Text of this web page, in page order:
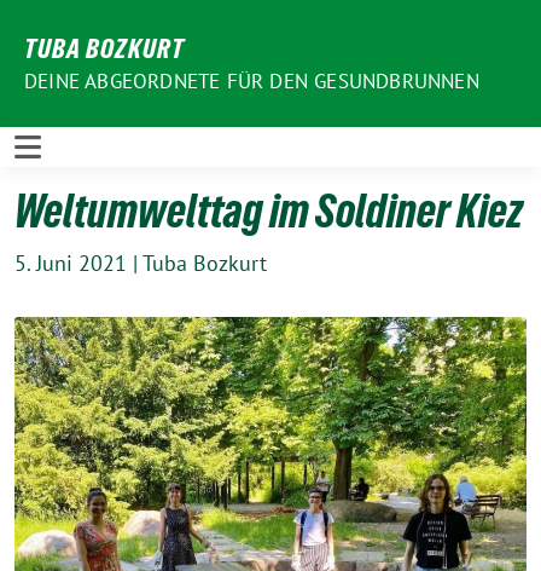
zum
Inhalt
TUBA BOZKURT
DEINE ABGEORDNETE FÜR DEN GESUNDBRUNNEN
Weltumwelttag im Soldiner Kiez
5. Juni 2021 | Tuba Bozkurt